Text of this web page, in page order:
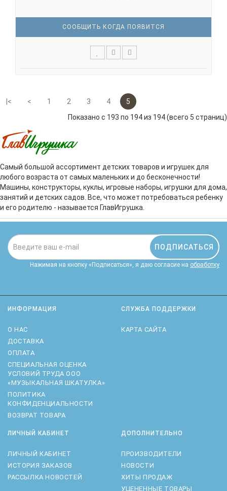
СООБЩИТЬ КОГДА ПОЯВИТСЯ
пирамидки, которые можно соединять в квадрат, либо
расставить хаотично для интересной игры. Кольцеброс
- развивающая игрушка, которая помогает улучшить..
|< < 1 2 3 4
5
Показано с 193 по 194 из 194 (всего 5 страниц)
Самый большой ассортимент детских товаров и игрушек для
любого возраста от самых маленьких и до бесконечности!
Машины, конструкторы, куклы, игровые наборы, игрушки для дома,
занятий и детских садов. Все, что может потребоваться ребенку
и его родителю - называется ГлавИгрушка.
ПОДПИСАТЬСЯ
Нажимая на кнопку «Подписаться», я даю cогласие на обработку
ИНФОРМАЦИЯ
О НАС
ДОСТАВКА
ОПЛАТА
CПЕЦИАЛЬНАЯ ОЦЕНКА
УСЛОВИЙ ТРУДА ООО
«МУЗЫКАЛЬНАЯ ШКАТУЛКА»
ПОЛИТИКА
КОНФИДЕНЦИАЛЬНОСТИ
ВОЗВРАТ ТОВАРА
СЛУЖБА ПОДДЕРЖКИ
КАРТА САЙТА
ЛИЧНЫЙ КАБИНЕТ
ЛИЧНЫЙ КАБИНЕТ
ИСТОРИЯ ЗАКАЗОВ
РАССЫЛКА НОВОСТЕЙ
ДОПОЛНИТЕЛЬНО
ПРОИЗВОДИТЕЛИ
НОВОСТИ
ХИТЫ ПРОДАЖ
УЦЕНЕННЫЕ ТОВАРЫ